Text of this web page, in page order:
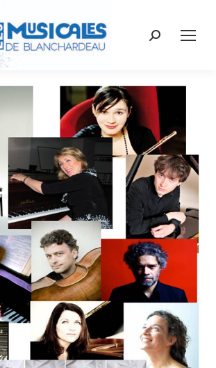
Recherche